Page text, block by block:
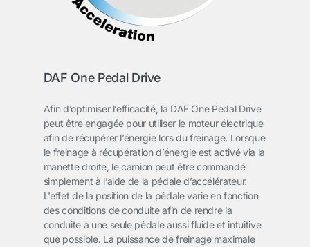
DAF One Pedal Drive
Afin d’optimiser l’efficacité, la DAF One Pedal Drive
peut être engagée pour utiliser le moteur électrique
afin de récupérer l’énergie lors du freinage. Lorsque
le freinage à récupération d’énergie est activé via la
manette droite, le camion peut être commandé
simplement à l’aide de la pédale d’accélérateur.
L’effet de la position de la pédale varie en fonction
des conditions de conduite afin de rendre la
conduite à une seule pédale aussi fluide et intuitive
que possible. La puissance de freinage maximale